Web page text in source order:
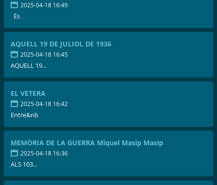
2025-04-18 16:49
És
AQUELL 19 DE JULIOL DE 1936
2025-04-18 16:45
AQUELL 19...
EL VETERA
2025-04-18 16:42
Entre&nb
MEMÒRIA DE LA GUERRA Miquel Masip Masip
2025-04-18 16:36
ALS 103...